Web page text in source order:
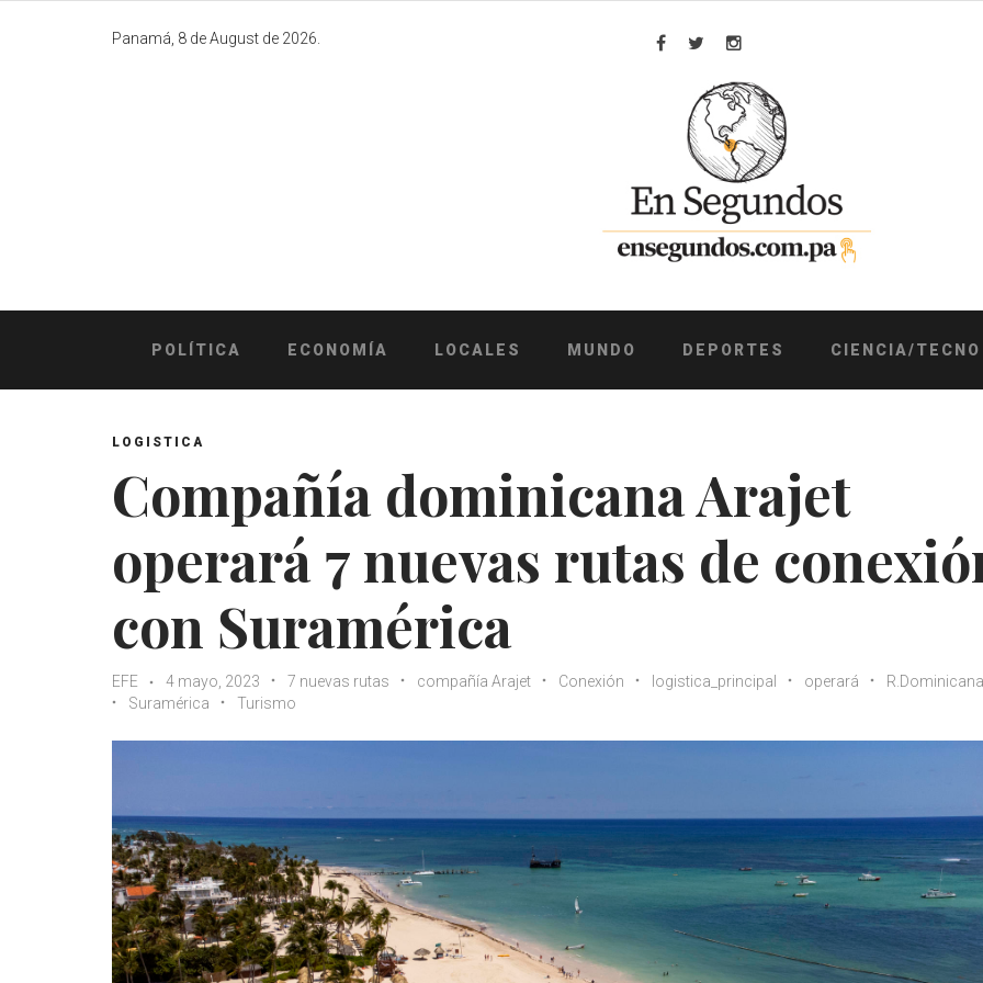
Panamá, 8 de August de 2026.
Facebook
TwitterInstagram
POLÍTICA ECONOMÍA LOCALES MUNDO DEPORTES CIENCIA/TECNO
LOGISTICA
Compañía dominicana Arajet
operará 7 nuevas rutas de
con Suramérica
EFE 4 mayo, 2023 7 nuevas rutas compañía Arajet Conexión logistica_principal operará
R.Dominicana
Suramérica
Turismo